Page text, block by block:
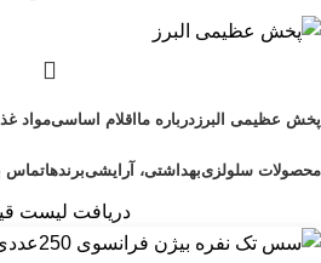
پخش عظیمی البرز درباره مااقلام اساسیمواد
محصولات سلولزیبهداشتی، آرایشیبرندهاتماس
دریافت لیست